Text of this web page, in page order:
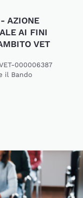
AZIONE
AI FINI
VET
VET-000006387
il Bando